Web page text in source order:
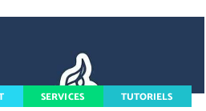
SERVICES TUTORIELS